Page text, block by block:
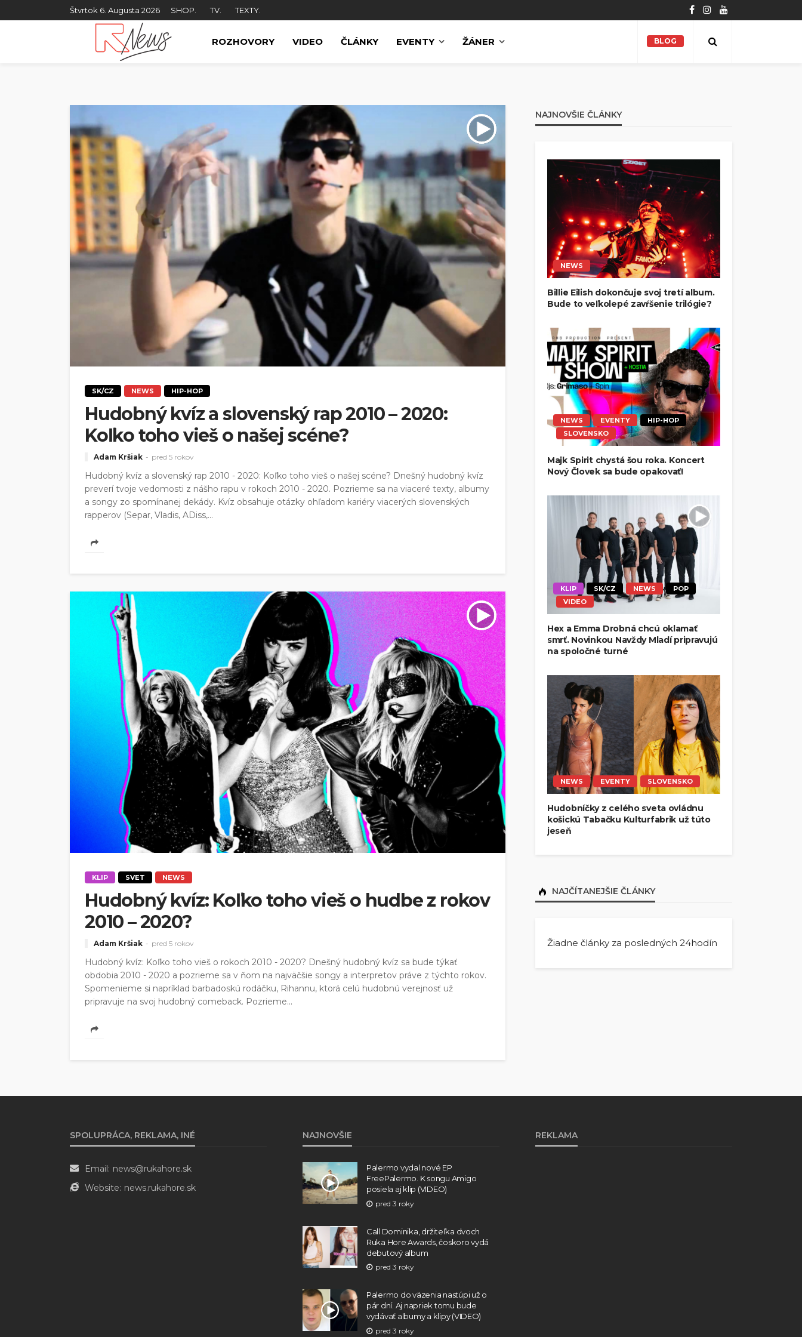
Štvrtok 6. Augusta 2026 SHOP. TV. TEXTY.
ROZHOVORY VIDEO ČLÁNKY EVENTY ŽÁNER BLOG
SK/CZ NEWS HIP-HOP
Hudobný kvíz a slovenský rap 2010 – 2020:
Koľko toho vieš o našej scéne?
Adam Kršiak pred 5 rokov
Hudobný kvíz a slovenský rap 2010 - 2020: Koľko toho vieš o našej scéne? Dnešný hudobný kvíz
preverí tvoje vedomosti z nášho rapu v rokoch 2010 - 2020. Pozrieme sa na viaceré texty, albumy
a songy zo spomínanej dekády. Kvíz obsahuje otázky ohľadom kariéry viacerých slovenských
rapperov (Separ, Vladis, ADiss,...
KLIP SVET NEWS
Hudobný kvíz: Koľko toho vieš o hudbe z rokov
2010 – 2020?
Adam Kršiak pred 5 rokov
Hudobný kvíz: Koľko toho vieš o rokoch 2010 - 2020? Dnešný hudobný kvíz sa bude týkať
obdobia 2010 - 2020 a pozrieme sa v ňom na najväčšie songy a interpretov práve z týchto rokov.
Spomenieme si napríklad barbadoskú rodáčku, Rihannu, ktorá celú hudobnú verejnosť už
pripravuje na svoj hudobný comeback. Pozrieme...
NAJNOVŠIE ČLÁNKY
NEWS
Billie Eilish dokončuje svoj tretí album.
Bude to veľkolepé zavŕšenie trilógie?
NEWS EVENTY
HIP-HOP
SLOVENSKO
Majk Spirit chystá šou roka. Koncert
Nový Človek sa bude opakovať!
KLIP SK/CZ NEWS
POP
VIDEO
Hex a Emma Drobná chcú oklamať
smrť. Novinkou Navždy Mladí pripravujú
na spoločné turné
NEWS EVENTY SLOVENSKO
Hudobníčky z celého sveta ovládnu
košickú Tabačku Kulturfabrik už túto
jeseň
NAJČÍTANEJŠIE ČLÁNKY
Žiadne články za posledných 24hodín
SPOLUPRÁCA, REKLAMA, INÉ
Email: news@rukahore.sk
Website: news.rukahore.sk
NAJNOVŠIE
Palermo vydal nové EP
FreePalermo. K songu Amigo
posiela aj klip (VIDEO)
pred 3 roky
Call Dominika, držiteľka dvoch
Ruka Hore Awards, čoskoro vydá
debutový album
pred 3 roky
Palermo do väzenia nastúpi už o
pár dní. Aj napriek tomu bude
vydávať albumy a klipy (VIDEO)
pred 3 roky
REKLAMA